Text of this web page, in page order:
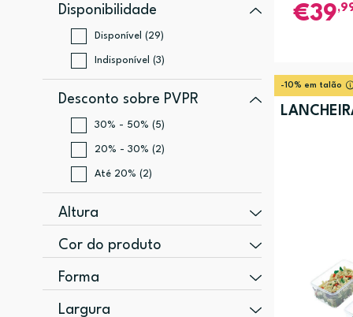
Disponibilidade
Disponível (29)
Indisponível (3)
Desconto sobre PVPR
30% - 50% (5)
20% - 30% (2)
Até 20% (2)
Altura
205 mm (7)
220 mm (2)
155 mm (1)
Cor do produto
Forma
Largura
39
-10% em talão